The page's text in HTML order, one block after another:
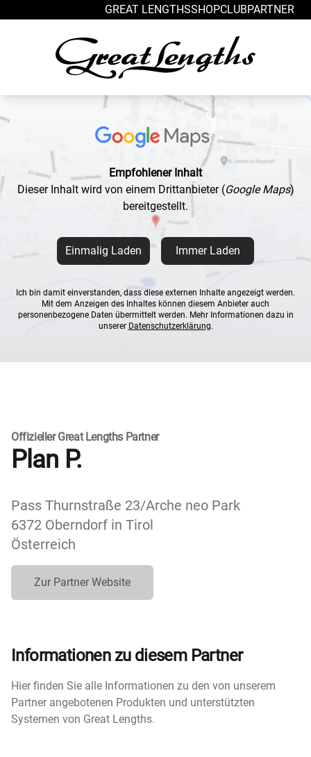
GREAT LENGTHSSHOPCLUBPARTNER
Empfohlener Inhalt
Dieser Inhalt wird von einem Drittanbieter (Google Maps)
bereitgestellt.
Einmalig Laden Immer Laden
Ich bin damit einverstanden, dass diese externen Inhalte angezeigt werden.
Mit dem Anzeigen des Inhaltes können diesem Anbieter auch
personenbezogene Daten übermittelt werden. Mehr Informationen dazu in
unserer Datenschutzerklärung.
Offizieller Great Lengths Partner
Plan P.
Pass Thurnstraße 23/Arche neo Park
6372 Oberndorf in Tirol
Österreich
Zur Partner Website
Informationen zu diesem Partner
Hier finden Sie alle Informationen zu den von unserem
Partner angebotenen Produkten und unterstützten
Systemen von Great Lengths.